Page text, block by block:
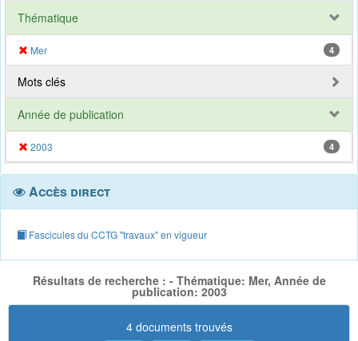
Thématique
Mer 4
Mots clés
Année de publication
2003 4
Accès direct
Fascicules du CCTG "travaux" en vigueur
Résultats de recherche : - Thématique: Mer, Année de
publication: 2003
4 documents trouvés